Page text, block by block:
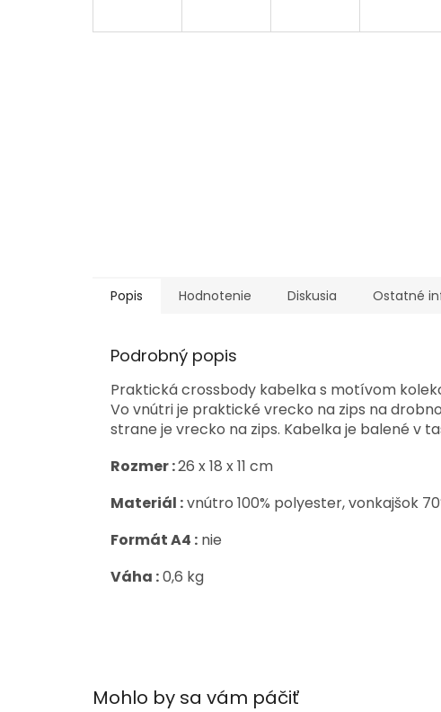
Mohlo by sa vám páčiť
Popis Hodnotenie Diskusia Ostatné
Podrobný popis
Praktická crossbody kabelka s motívom
Vo vnútri je praktické vrecko na zips na
strane je vrecko na zips. Kabelka je balené v
Rozmer :26 x 18 x 11 cm
Materiál :vnútro 100% polyester, vonkajšok
Formát A4 : nie
Váha :0,6 kg